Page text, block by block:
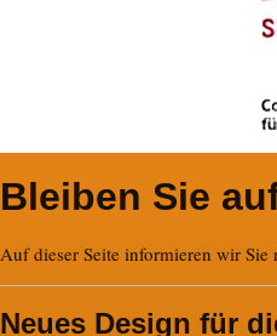
Bleiben Sie
Auf dieser Seite informieren wir
Neues Design für